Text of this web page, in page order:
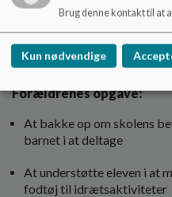
At medbringe passende
At respektere fællesskabet
Forældrenes opgave:
At bakke op om skolens
barnet i at deltage
At understøtte eleven i at
fodtøj til idrætsaktiviteter
Brug denne kontakt til at
Kun nødvendige